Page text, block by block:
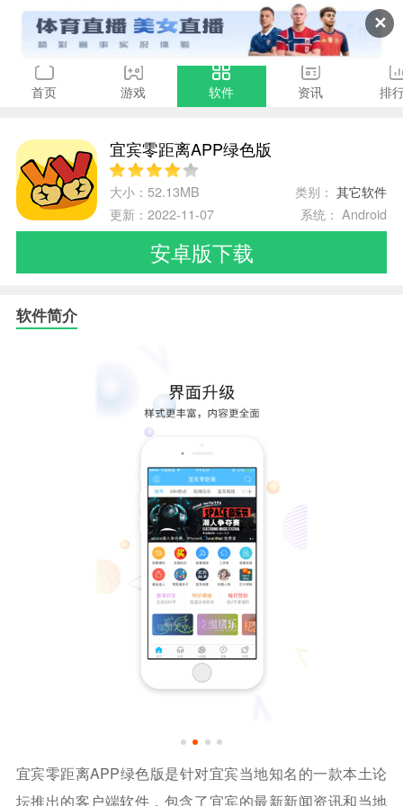
✕
首页 游戏 软件 资讯 排
宜宾零距离APP绿色版
大小：52.13MB 类别：其它软件
更新：2022-11-07
系统： Android
安卓版下载
软件简介
宜宾零距离APP绿色版是针对宜宾当地知名的一款本土论
坛推出的客户端软件，包含了宜宾的最新新闻资讯和当地